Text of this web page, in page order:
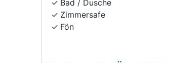
Bad / Dusche
Zimmersafe
Fön